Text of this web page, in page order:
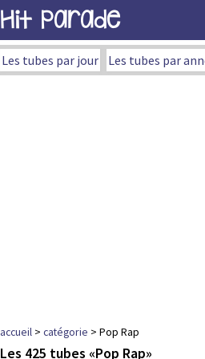
Hit Parade
Les tubes par jour Les tubes par
accueil > catégorie > Pop Rap
Les 425 tubes «Pop Rap»